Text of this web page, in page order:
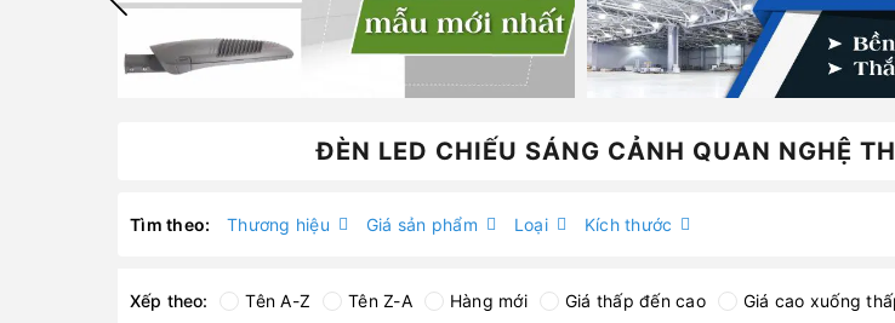
ĐÈN LED CHIẾU SÁNG CẢNH QUAN NGHỆ
Tìm theo: Thương hiệu Giá sản phẩm Loại Kích thước
Xếp theo: Tên A-Z Tên Z-A Hàng mới Giá thấp đến cao Giá cao xuống